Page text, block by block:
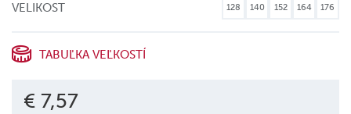
VELIKOST 128 140 152 164 176
TABUĽKA VEĽKOSTÍ
€ 7,57